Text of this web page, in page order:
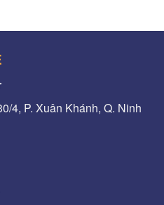
4, P. Xuân Khánh, Q. Ninh